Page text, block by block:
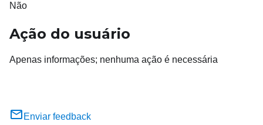
Não
Ação do usuário
Apenas informações; nenhuma ação é necessária
Enviar feedback